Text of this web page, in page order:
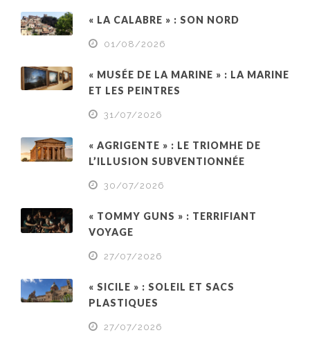
« LA CALABRE » : SON NORD
01/08/2026
« MUSÉE DE LA MARINE » : LA MARINE
ET LES PEINTRES
31/07/2026
« AGRIGENTE » : LE TRIOMHE DE
L’ILLUSION SUBVENTIONNÉE
30/07/2026
« TOMMY GUNS » : TERRIFIANT
VOYAGE
27/07/2026
« SICILE » : SOLEIL ET SACS
PLASTIQUES
27/07/2026